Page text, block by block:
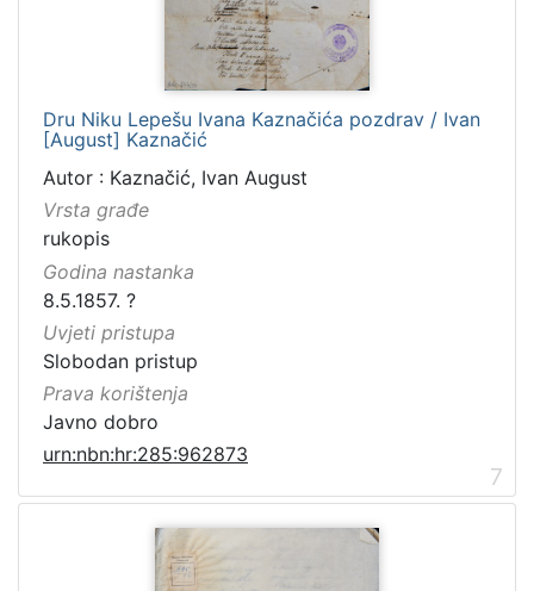
Dru Niku Lepešu Ivana Kaznačića pozdrav / Ivan
[August] Kaznačić
Autor : Kaznačić, Ivan August
Vrsta građe
rukopis
Godina nastanka
8.5.1857. ?
Uvjeti pristupa
Slobodan pristup
Prava korištenja
Javno dobro
urn:nbn:hr:285:962873
7